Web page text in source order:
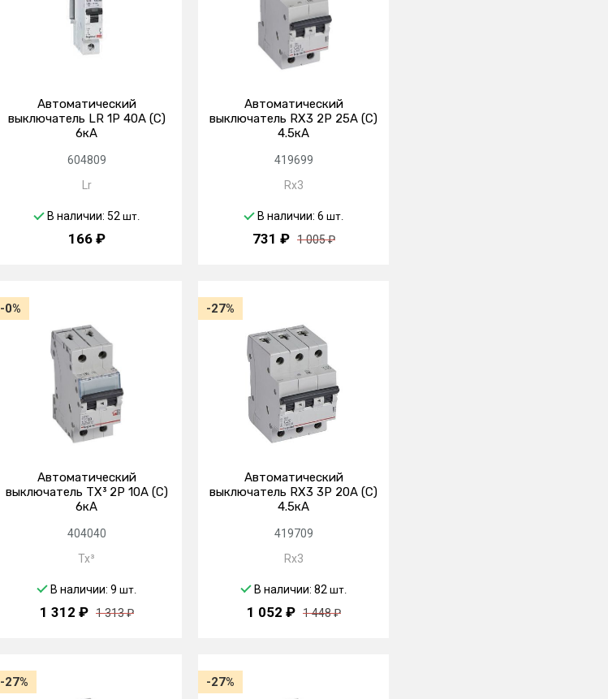
Автоматический
выключатель LR 1P 40А (C)
6кА
604809
Lr
В наличии: 52 шт.
166 ₽
Автоматический
выключатель RX3 2P 25А (C)
4.5кА
419699
Rx3
В наличии: 6 шт.
731 ₽ 1 005 ₽
-0%
Автоматический
выключатель TX³ 2P 10А (C)
6кА
404040
Tx³
В наличии: 9 шт.
1 312 ₽ 1 313 ₽
-27%
Автоматический
выключатель RX3 3P 20А (C)
4.5кА
419709
Rx3
В наличии: 82 шт.
1 052 ₽ 1 448 ₽
-27% -27%